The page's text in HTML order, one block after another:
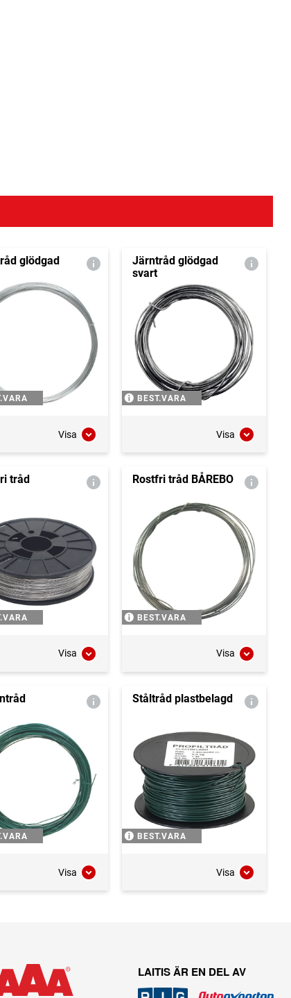
glödgad
Visa
Järntråd glödgad
svart
BEST.VARA
Visa
tråd
Visa
Rostfri tråd BÅREBO
BEST.VARA
Visa
Visa
Ståltråd plastbelagd
BEST.VARA
Visa
LAITIS ÄR EN DEL AV